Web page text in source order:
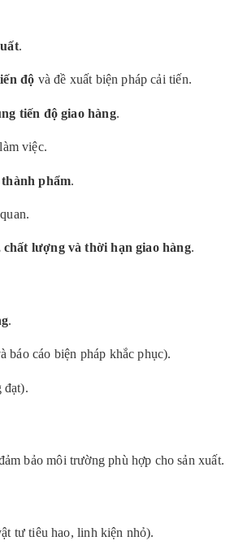
.
độ và đề xuất biện pháp cải tiến.
tiến độ giao hàng.
việc.
phẩm.
chất lượng và thời hạn giao hàng.
.
báo cáo biện pháp khắc phục).
đạt).
bảo môi trường phù hợp cho sản xuất.
tư tiêu hao, linh kiện nhỏ).